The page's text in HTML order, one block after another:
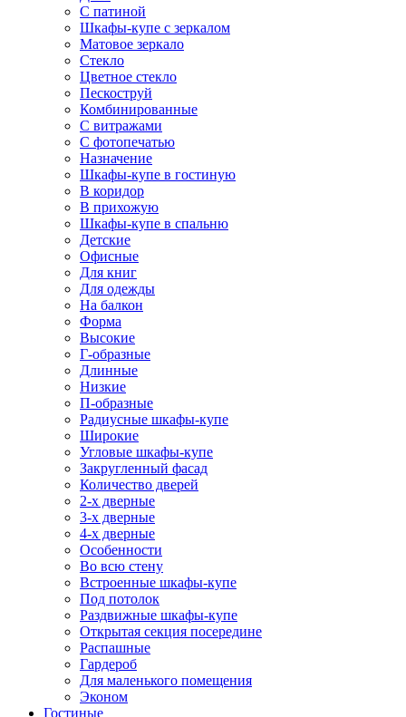
С патиной
Шкафы-купе с зеркалом
Матовое зеркало
Стекло
Цветное стекло
Пескоструй
Комбинированные
С витражами
С фотопечатью
Назначение
Шкафы-купе в гостиную
В коридор
В прихожую
Шкафы-купе в спальню
Детские
Офисные
Для книг
Для одежды
На балкон
Форма
Высокие
Г-образные
Длинные
Низкие
П-образные
Радиусные шкафы-купе
Широкие
Угловые шкафы-купе
Закругленный фасад
Количество дверей
2-х дверные
3-х дверные
4-х дверные
Особенности
Во всю стену
Встроенные шкафы-купе
Под потолок
Раздвижные шкафы-купе
Открытая секция посередине
Распашные
Гардероб
Для маленького помещения
Эконом
Гостиные